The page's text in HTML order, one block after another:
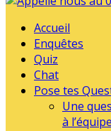
Accueil
Enquêtes
Quiz
Chat
Pose tes
Une
à